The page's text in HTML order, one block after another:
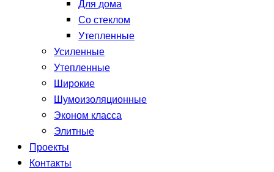
Для дома
Со стеклом
Утепленные
Усиленные
Утепленные
Широкие
Шумоизоляционные
Эконом класса
Элитные
Проекты
Контакты